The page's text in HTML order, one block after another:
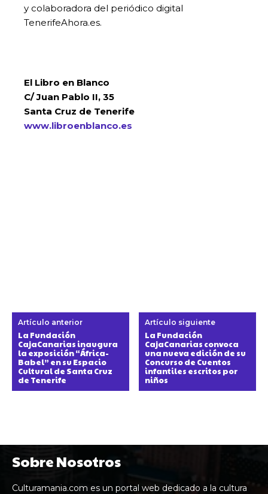
y colaboradora del periódico digital
TenerifeAhora.es.
El Libro en Blanco
C/ Juan Pablo II, 35
Santa Cruz de Tenerife
www.libroenblanco.es
Artículo anterior
La Fundación
CajaCanarias inaugura
la exposición “África-
Babel” en su Espacio
Cultural de Santa Cruz
de Tenerife
Artículo siguiente
La Fundación
CajaCanarias convoca
una nueva edición de su
Concurso de Cuentos
infantiles escritos por
niños
Sobre Nosotros
Culturamania.com es un portal web dedicado a la cultura